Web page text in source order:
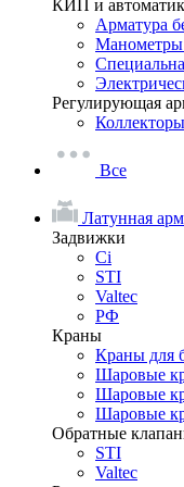
КИП и
Арматура
Манометры
Регулирующая
Все
Латунная
Задвижки
Ci
STI
Valtec
РФ
Краны
Краны для
Шаровые
Шаровые
Шаровые
Обратные
STI
Valtec